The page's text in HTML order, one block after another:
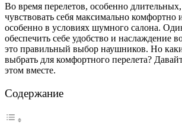
Во время перелетов, особенно длительных,
чувствовать себя максимально комфортно
особенно в условиях шумного салона.
обеспечить себе удобство и наслаждение
это правильный выбор наушников. Но
выбрать для комфортного перелета?
этом вместе.
Содержание